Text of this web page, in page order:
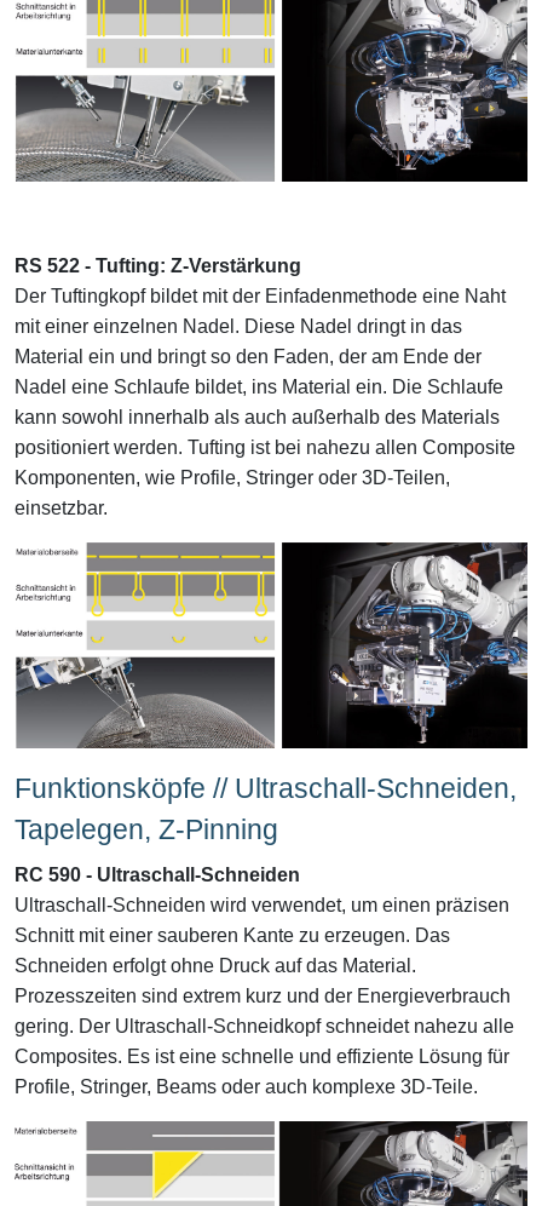
RS 522 - Tufting: Z-Verstärkung
Der Tuftingkopf bildet mit der Einfadenmethode eine Naht
mit einer einzelnen Nadel. Diese Nadel dringt in das
Material ein und bringt so den Faden, der am Ende der
Nadel eine Schlaufe bildet, ins Material ein. Die Schlaufe
kann sowohl innerhalb als auch außerhalb des Materials
positioniert werden. Tufting ist bei nahezu allen Composite
Komponenten, wie Profile, Stringer oder 3D-Teilen,
einsetzbar.
Funktionsköpfe // Ultraschall-Schneiden,
Tapelegen, Z-Pinning
RC 590 - Ultraschall-Schneiden
Ultraschall-Schneiden wird verwendet, um einen präzisen
Schnitt mit einer sauberen Kante zu erzeugen. Das
Schneiden erfolgt ohne Druck auf das Material.
Prozesszeiten sind extrem kurz und der Energieverbrauch
gering. Der Ultraschall-Schneidkopf schneidet nahezu alle
Composites. Es ist eine schnelle und effiziente Lösung für
Profile, Stringer, Beams oder auch komplexe 3D-Teile.